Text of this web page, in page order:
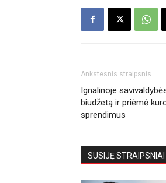
Ankstesnis straipsnis
Ignalinoje
biudžetą ir priėmė
sprendimus
SUSIJĘ STRAIPSNIAI